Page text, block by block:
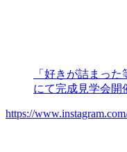
「好きが詰まっ
にて完成見学会開
https://